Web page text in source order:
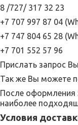
8 /727/ 317 32 23
+7 707 997 87 04 (
+7 747 804 65 28 (
+7 701 552 57 96
Прислать запрос
Так же Вы можете
После оформления
наиболее
Условия